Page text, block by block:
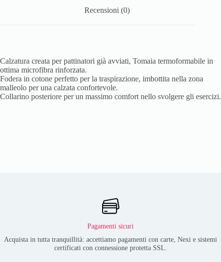
Recensioni (0)
Calzatura creata per pattinatori già avviati, Tomaia termoformabile in
ottima microfibra rinforzata.
Fodera in cotone perfetto per la traspirazione, imbottita nella zona
malleolo per una calzata confortevole.
Collarino posteriore per un massimo comfort nello svolgere gli esercizi.
Pagamenti sicuri
Acquista in tutta tranquillità: accettiamo pagamenti con carte, Nexi e sistemi
certificati con connessione protetta SSL.